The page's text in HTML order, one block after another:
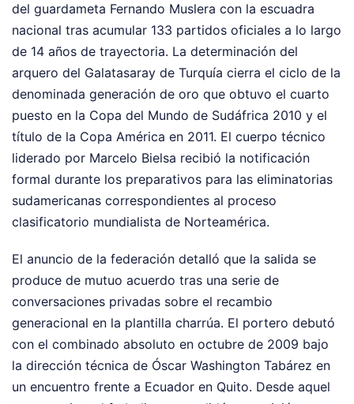
del guardameta Fernando Muslera con la escuadra
nacional tras acumular 133 partidos oficiales a lo largo
de 14 años de trayectoria. La determinación del
arquero del Galatasaray de Turquía cierra el ciclo de la
denominada generación de oro que obtuvo el cuarto
puesto en la Copa del Mundo de Sudáfrica 2010 y el
título de la Copa América en 2011. El cuerpo técnico
liderado por Marcelo Bielsa recibió la notificación
formal durante los preparativos para las eliminatorias
sudamericanas correspondientes al proceso
clasificatorio mundialista de Norteamérica.
El anuncio de la federación detalló que la salida se
produce de mutuo acuerdo tras una serie de
conversaciones privadas sobre el recambio
generacional en la plantilla charrúa. El portero debutó
con el combinado absoluto en octubre de 2009 bajo
la dirección técnica de Óscar Washington Tabárez en
un encuentro frente a Ecuador en Quito. Desde aquel